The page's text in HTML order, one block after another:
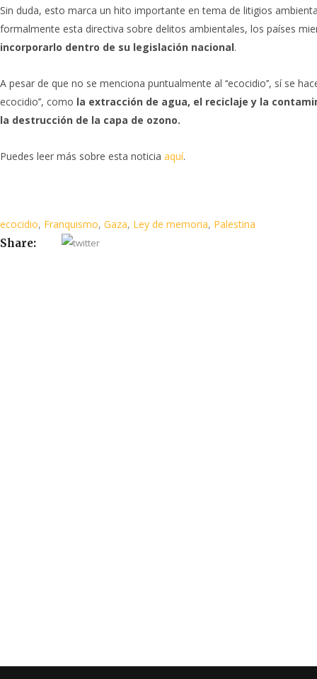
Sin duda, esto marca un hito importante en tema de litigios
formalmente esta directiva sobre delitos ambientales, los países
incorporarlo dentro de su legislación nacional.
A pesar de que no se menciona puntualmente al ‘‘ecocidio’’, sí se
ecocidio’’, como la extracción de agua, el reciclaje y la
la destrucción de la capa de ozono.
Puedes leer más sobre esta noticia aquí.
ecocidio, Franquismo, Gaza, Ley de memoria, Palestina
Share: